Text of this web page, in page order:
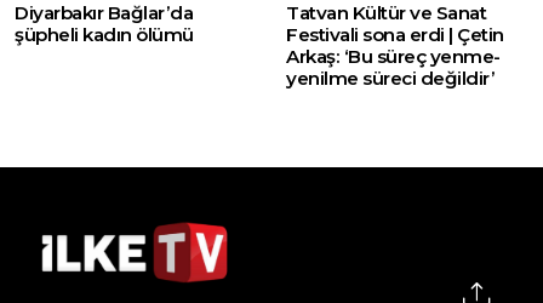
Diyarbakır Bağlar’da
şüpheli kadın ölümü
Tatvan Kültür ve Sanat
Festivali sona erdi | Çetin
Arkaş: ‘Bu süreç yenme-
yenilme süreci değildir’